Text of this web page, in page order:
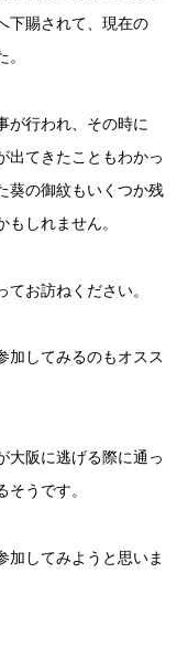
下賜されて、現在の
が行われ、その時に
出てきたこともわかっ
葵の御紋もいくつか残
しれません。
お訪ねください。
加してみるのもオスス
大阪に逃げる際に通っ
うです。
加してみようと思いま